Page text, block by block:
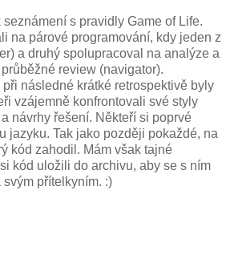
s pravidly Game of Life.
na párové programování, kdy jeden z
a druhý spolupracoval na analýze a
review (navigator).
následné krátké retrospektivě byly
vzájemně konfrontovali své styly
návrhy řešení. Někteří si poprvé
jazyku. Tak jako později pokaždé, na
kód zahodil. Mám však tajné
kód uložili do archivu, aby se s ním
přítelkyním. :)